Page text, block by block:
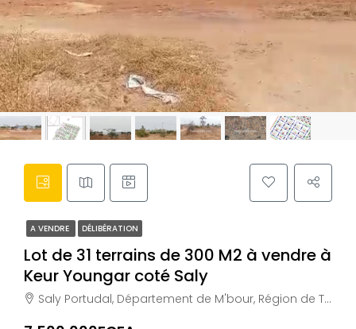
A VENDRE DÉLIBÉRATION
Lot de 31 terrains de 300 M2 à vendre à
Keur Youngar coté Saly
Saly Portudal, Département de M'bour, Région de Thiès, Sénégal